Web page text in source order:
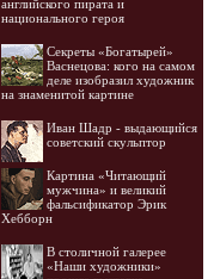
английского пирата и
национального героя
Секреты «Богатырей»
Васнецова: кого на самом
деле изобразил художник
на знаменитой картине
Иван Шадр - выдающийся
советский скульптор
Картина «Читающий
мужчина» и великий
фальсификатор Эрик
Хебборн
В столичной галерее
«Наши художники»